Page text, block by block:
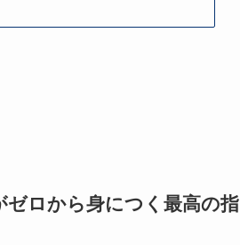
ロから身につく最高の指